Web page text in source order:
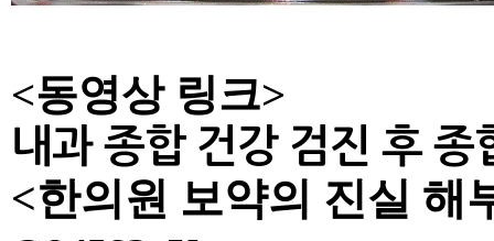
<동영상 링크>
내과 종합 건강 검진 후
<한의원 보약의 진실 해